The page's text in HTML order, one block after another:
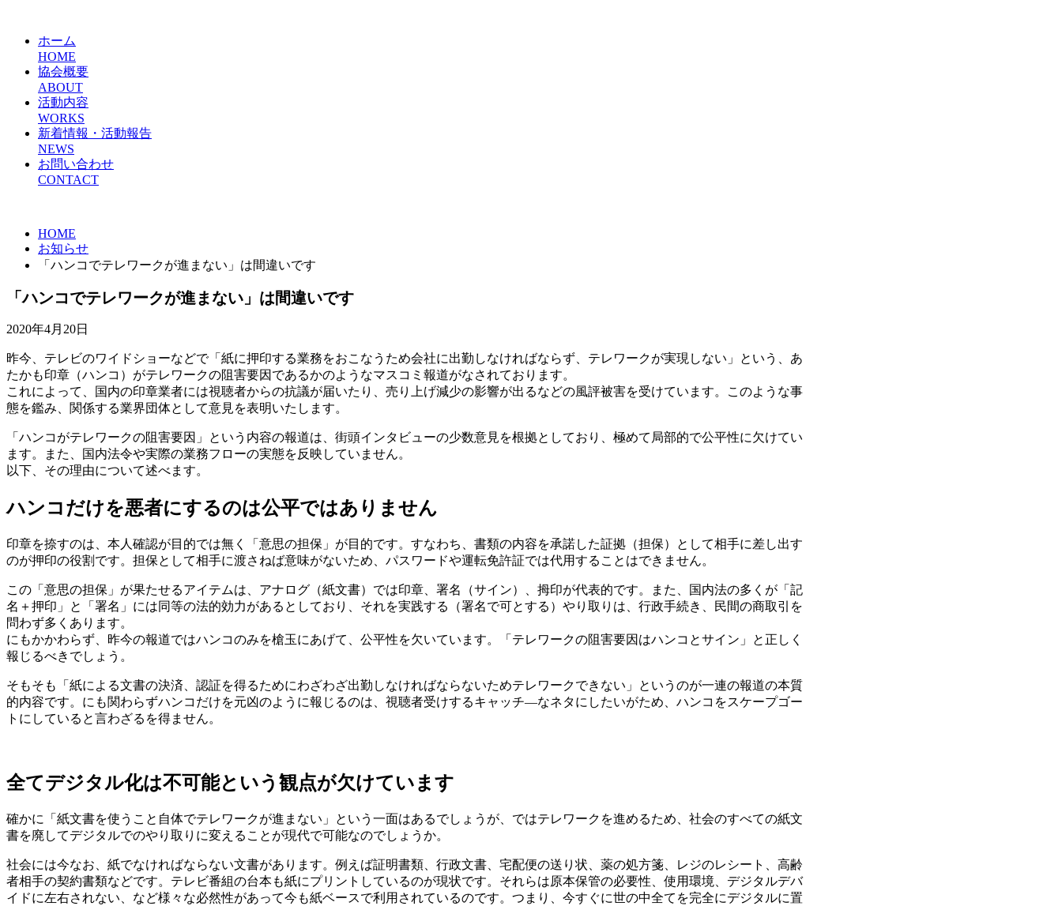
ホーム
HOME
協会概要
ABOUT
活動内容
WORKS
新着情報・活動報告
NEWS
お問い合わせ
CONTACT
HOME
お知らせ
「ハンコでテレワークが進まない」は間違いです
「ハンコでテレワークが進まない」は間違いです
2020年4月20日
昨今、テレビのワイドショーなどで「紙に押印する業務をおこなうため会社に出勤しなければならず、テレワークが実現しない」という、あ
たかも印章（ハンコ）がテレワークの阻害要因であるかのようなマスコミ報道がなされております。
これによって、国内の印章業者には視聴者からの抗議が届いたり、売り上げ減少の影響が出るなどの風評被害を受けています。このような事
態を鑑み、関係する業界団体として意見を表明いたします。
「ハンコがテレワークの阻害要因」という内容の報道は、街頭インタビューの少数意見を根拠としており、極めて局部的で公平性に欠けてい
ます。また、国内法令や実際の業務フローの実態を反映していません。
以下、その理由について述べます。
ハンコだけを悪者にするのは公平ではありません
印章を捺すのは、本人確認が目的では無く「意思の担保」が目的です。すなわち、書類の内容を承諾した証拠（担保）として相手に差し出す
のが押印の役割です。担保として相手に渡さねば意味がないため、パスワードや運転免許証では代用することはできません。
この「意思の担保」が果たせるアイテムは、アナログ（紙文書）では印章、署名（サイン）、拇印が代表的です。また、国内法の多くが「記
名＋押印」と「署名」には同等の法的効力があるとしており、それを実践する（署名で可とする）やり取りは、行政手続き、民間の商取引を
問わず多くあります。
にもかかわらず、昨今の報道ではハンコのみを槍玉にあげて、公平性を欠いています。「テレワークの阻害要因はハンコとサイン」と正しく
報じるべきでしょう。
そもそも「紙による文書の決済、認証を得るためにわざわざ出勤しなければならないためテレワークできない」というのが一連の報道の本質
的内容です。にも関わらずハンコだけを元凶のように報じるのは、視聴者受けするキャッチ―なネタにしたいがため、ハンコをスケープゴー
トにしていると言わざるを得ません。
全てデジタル化は不可能という観点が欠けています
確かに「紙文書を使うこと自体でテレワークが進まない」という一面はあるでしょうが、ではテレワークを進めるため、社会のすべての紙文
書を廃してデジタルでのやり取りに変えることが現代で可能なのでしょうか。
社会には今なお、紙でなければならない文書があります。例えば証明書類、行政文書、宅配便の送り状、薬の処方箋、レジのレシート、高齢
者相手の契約書類などです。テレビ番組の台本も紙にプリントしているのが現状です。それらは原本保管の必要性、使用環境、デジタルデバ
イドに左右されない、など様々な必然性があって今も紙ベースで利用されているのです。つまり、今すぐに世の中全てを完全にデジタルに置